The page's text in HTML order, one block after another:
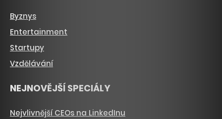
Byznys
Entertainment
Startupy
Vzdělávání
NEJNOVĚJŠÍ SPECIÁLY
Nejvlivnější CEOs na LinkedInu